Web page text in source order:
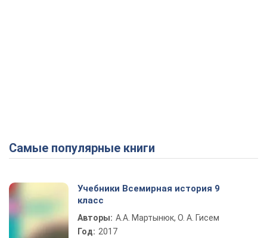
Самые популярные книги
Учебники Всемирная история 9
класс
Авторы: А.А. Мартынюк, О. А. Гисем
Год: 2017